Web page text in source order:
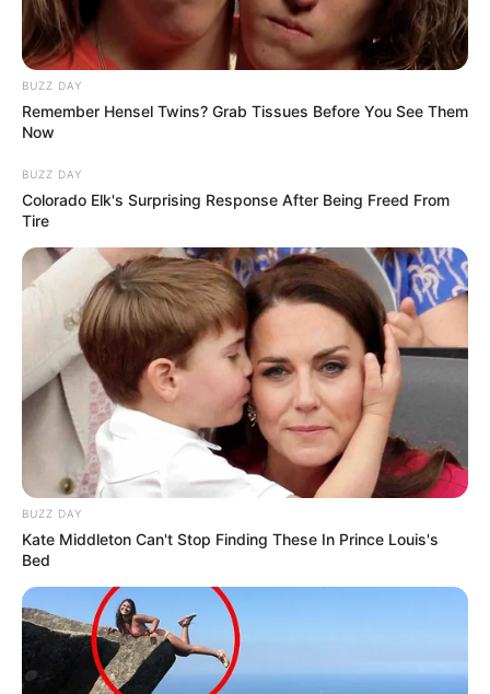
BUZZ DAY
Remember Hensel Twins? Grab Tissues Before You See Them
Now
BUZZ DAY
Colorado Elk's Surprising Response After Being Freed From
Tire
BUZZ DAY
Kate Middleton Can't Stop Finding These In Prince Louis's
Bed